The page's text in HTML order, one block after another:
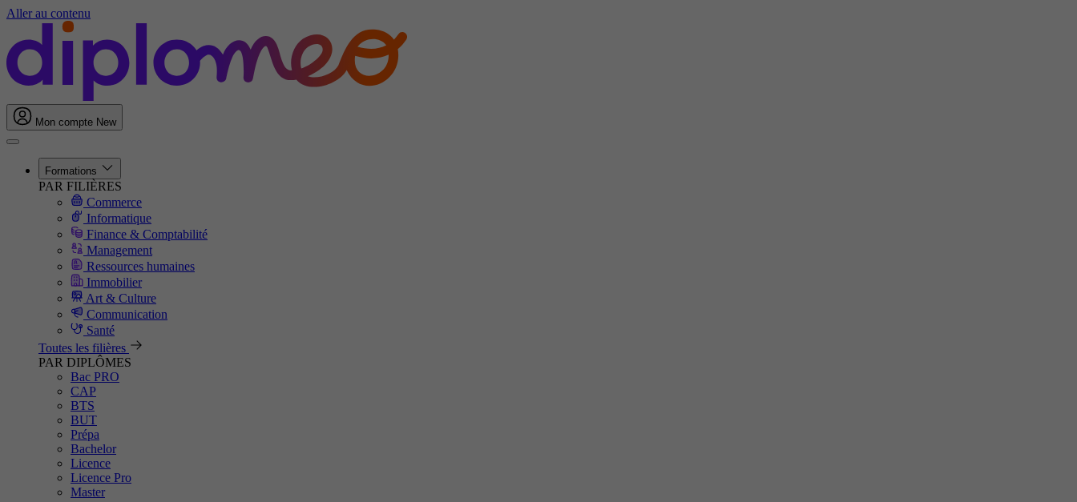
Aller au contenu
Mon compte New
Formations
PAR FILIÈRES
Commerce
Informatique
Finance & Comptabilité
Management
Ressources humaines
Immobilier
Art & Culture
Communication
Santé
Toutes les filières
PAR DIPLÔMES
Bac PRO
CAP
BTS
BUT
Prépa
Bachelor
Licence
Licence Pro
Master